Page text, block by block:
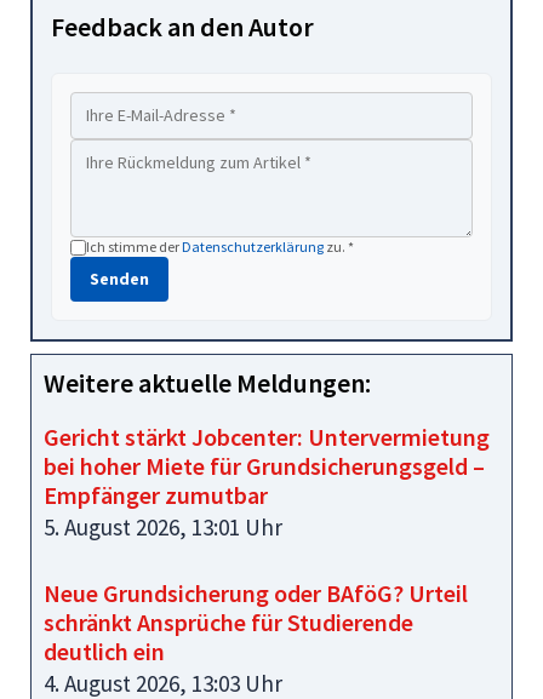
Feedback an den Autor
Ich stimme derDatenschutzerklärung zu. *
Senden
Weitere aktuelle Meldungen:
Gericht stärkt Jobcenter: Untervermietung
bei hoher Miete für Grundsicherungsgeld –
Empfänger zumutbar
5. August 2026, 13:01 Uhr
Neue Grundsicherung oder BAföG? Urteil
schränkt Ansprüche für Studierende
deutlich ein
4. August 2026, 13:03 Uhr